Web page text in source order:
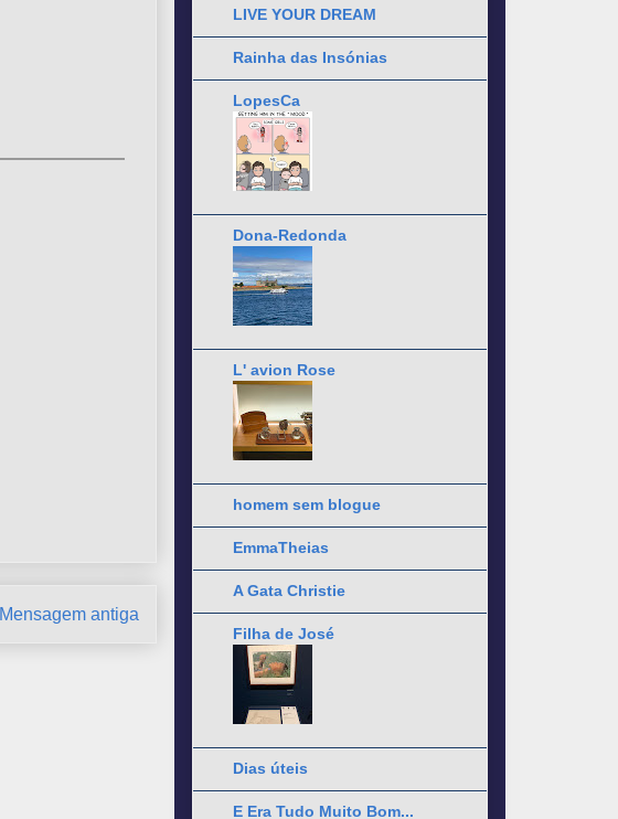
Mensagem antiga
LIVE YOUR DREAM
Rainha das Insónias
LopesCa
Dona-Redonda
L' avion Rose
homem sem blogue
EmmaTheias
A Gata Christie
Filha de José
Dias úteis
E Era Tudo Muito Bom...